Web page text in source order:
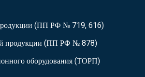
(ПП РФ № 719, 616)
продукции (ПП РФ № 878)
оборудования (ТОРП)